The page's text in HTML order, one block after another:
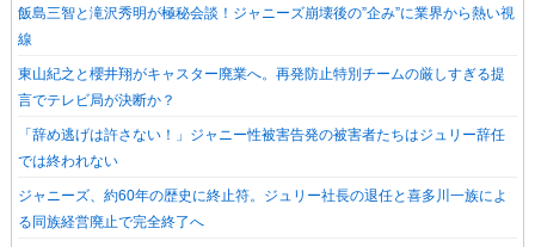
飯島三智と滝沢秀明が極秘会談！ジャニーズ崩壊後の”企み”に業界から熱い視
線
東山紀之と櫻井翔がキャスター廃業へ。再発防止特別チームの厳しすぎる提
言でテレビ局が決断か？
「辞め逃げは許さない！」ジャニー性被害告発の被害者たちはジュリー辞任
では終われない
ジャニーズ、約60年の歴史に終止符。ジュリー社長の退任と喜多川一族によ
る同族経営廃止で完全終了へ